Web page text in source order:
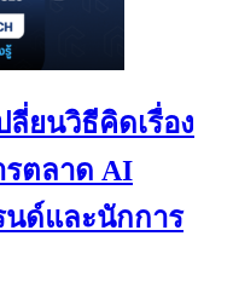
ยนวิธีคิดเรื่อง
รตลาด AI
นด์และนักการ